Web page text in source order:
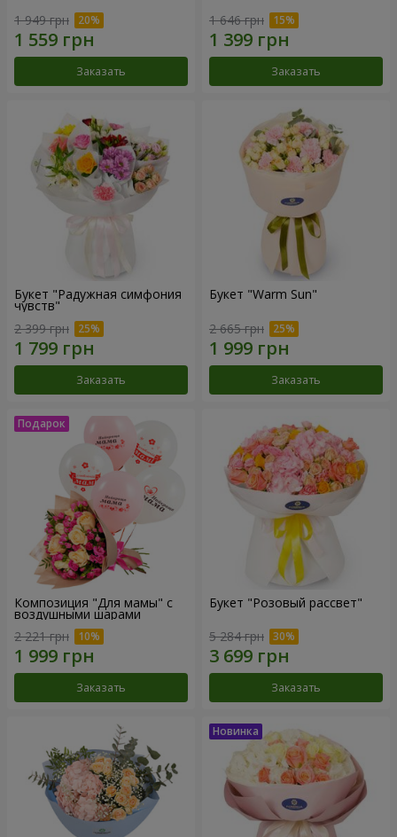
1 949 грн
Заказать
1 646 грн
Заказать
Букет "Радужная симфония
чувств"
2 399 грн
Заказать
Букет "Warm Sun"
2 665 грн
Заказать
Композиция "Для мамы" с
воздушными шарами
2 221 грн
Заказать
Букет "Розовый рассвет"
5 284 грн
Заказать